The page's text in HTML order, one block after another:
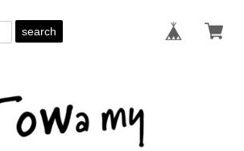
search